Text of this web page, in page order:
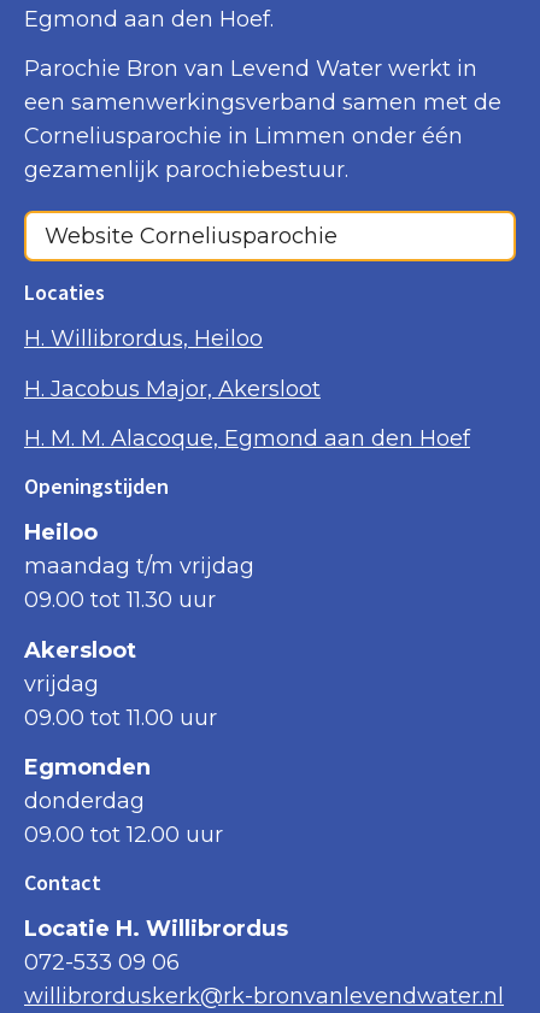
Egmond aan den Hoef.
Parochie Bron van Levend Water werkt in
een samenwerkingsverband samen met de
Corneliusparochie in Limmen onder één
gezamenlijk parochiebestuur.
Website Corneliusparochie
Locaties
H. Willibrordus, Heiloo
H. Jacobus Major, Akersloot
H. M. M. Alacoque, Egmond aan den Hoef
Openingstijden
Heiloo
maandag t/m vrijdag
09.00 tot 11.30 uur
Akersloot
vrijdag
09.00 tot 11.00 uur
Egmonden
donderdag
09.00 tot 12.00 uur
Contact
Locatie H. Willibrordus
072-533 09 06
willibrorduskerk@rk-bronvanlevendwater.nl